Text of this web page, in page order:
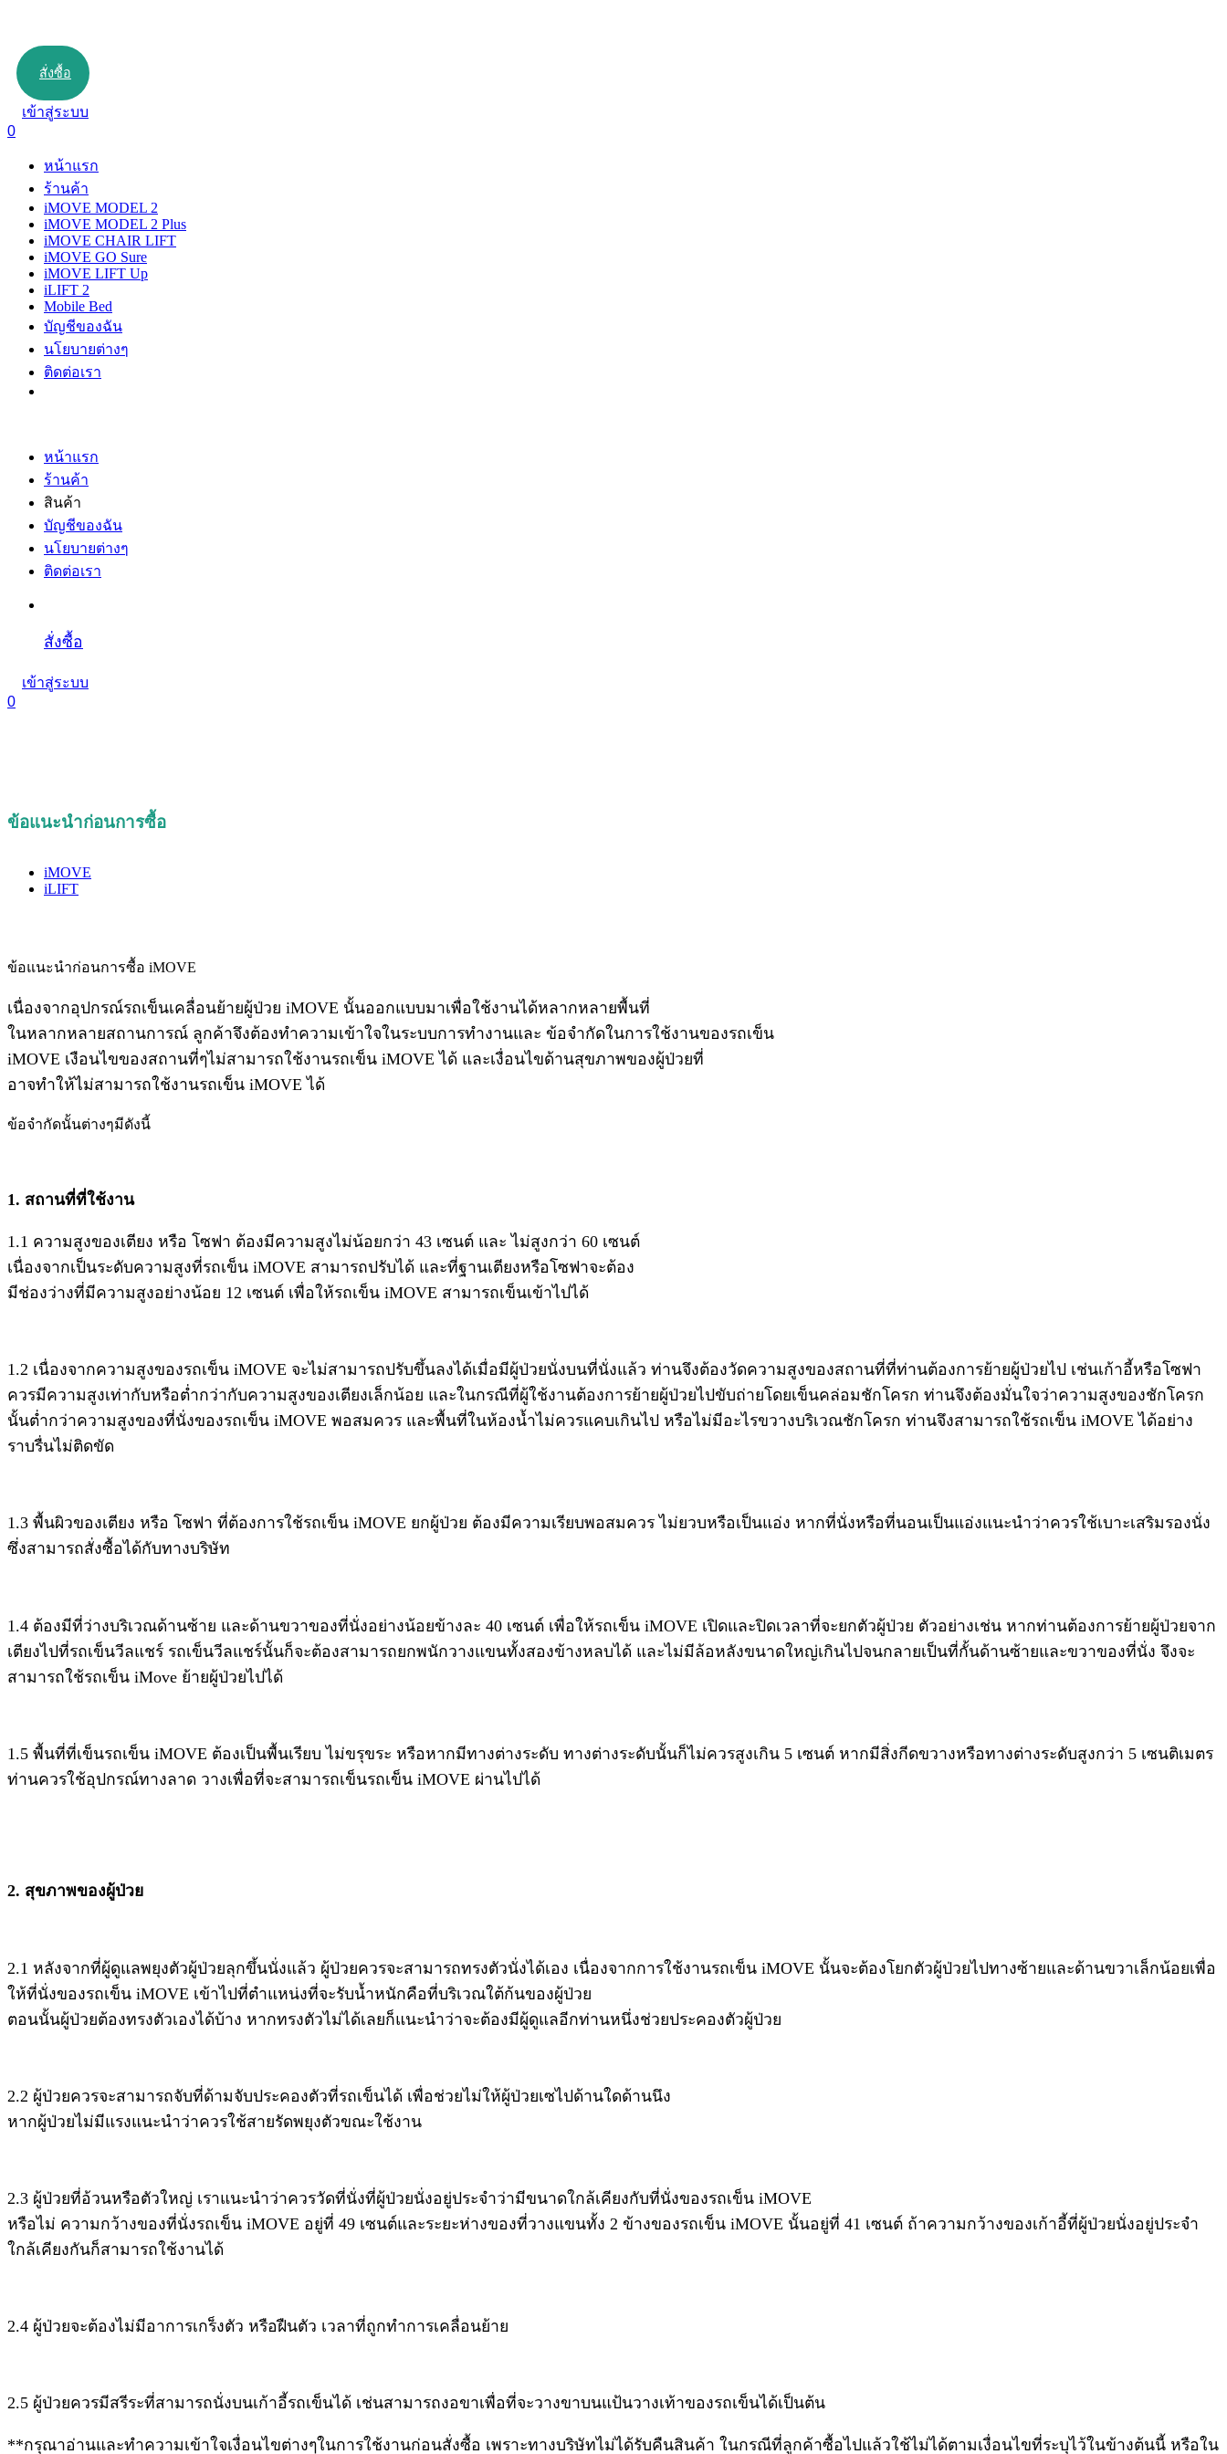
สั่งซื้อ
เข้าสู่ระบบ
0
หน้าแรก
ร้านค้า
iMOVE MODEL 2
iMOVE MODEL 2 Plus
iMOVE CHAIR LIFT
iMOVE GO Sure
iMOVE LIFT Up
iLIFT 2
Mobile Bed
บัญชีของฉัน
นโยบายต่างๆ
ติดต่อเรา
หน้าแรก
ร้านค้า
สินค้า
บัญชีของฉัน
นโยบายต่างๆ
ติดต่อเรา
สั่งซื้อ
เข้าสู่ระบบ
0
ข้อแนะนำก่อนการซื้อ
iMOVE
iLIFT
ข้อแนะนำก่อนการซื้อ iMOVE
เนื่องจากอุปกรณ์รถเข็นเคลื่อนย้ายผู้ป่วย iMOVE นั้นออกแบบมาเพื่อใช้งานได้หลากหลายพื้นที่
ในหลากหลายสถานการณ์ ลูกค้าจึงต้องทำความเข้าใจในระบบการทำงานและ ข้อจำกัดในการใช้งานของรถเข็น
iMOVE เงือนไขของสถานที่ๆไม่สามารถใช้งานรถเข็น iMOVE ได้ และเงื่อนไขด้านสุขภาพของผู้ป่วยที่
อาจทำให้ไม่สามารถใช้งานรถเข็น iMOVE ได้
ข้อจำกัดนั้นต่างๆมีดังนี้
1. สถานที่ที่ใช้งาน
1.1 ความสูงของเตียง หรือ โซฟา ต้องมีความสูงไม่น้อยกว่า 43 เซนต์ และ ไม่สูงกว่า 60 เซนต์
เนื่องจากเป็นระดับความสูงที่รถเข็น iMOVE สามารถปรับได้ และที่ฐานเตียงหรือโซฟาจะต้อง
มีช่องว่างที่มีความสูงอย่างน้อย 12 เซนต์ เพื่อให้รถเข็น iMOVE สามารถเข็นเข้าไปได้
1.2 เนื่องจากความสูงของรถเข็น iMOVE จะไม่สามารถปรับขึ้นลงได้เมื่อมีผู้ป่วยนั่งบนที่นั่งแล้ว ท่านจึงต้องวัดความสูงของสถานที่ที่ท่านต้องการย้ายผู้ป่วยไป เช่นเก้าอี้หรือโซฟา
ควรมีความสูงเท่ากับหรือต่ำกว่ากับความสูงของเตียงเล็กน้อย และในกรณีที่ผู้ใช้งานต้องการย้ายผู้ป่วยไปขับถ่ายโดยเข็นคล่อมชักโครก ท่านจึงต้องมั่นใจว่าความสูงของชักโครก
นั้นต่ำกว่าความสูงของที่นั่งของรถเข็น iMOVE พอสมควร และพื้นที่ในห้องน้ำไม่ควรแคบเกินไป หรือไม่มีอะไรขวางบริเวณชักโครก ท่านจึงสามารถใช้รถเข็น iMOVE ได้อย่าง
ราบรื่นไม่ติดขัด
1.3 พื้นผิวของเตียง หรือ โซฟา ที่ต้องการใช้รถเข็น iMOVE ยกผู้ป่วย ต้องมีความเรียบพอสมควร ไม่ยวบหรือเป็นแอ่ง หากที่นั่งหรือที่นอนเป็นแอ่งแนะนำว่าควรใช้เบาะเสริมรองนั่ง
ซึ่งสามารถสั่งซื้อได้กับทางบริษัท
1.4 ต้องมีที่ว่างบริเวณด้านซ้าย และด้านขวาของที่นั่งอย่างน้อยข้างละ 40 เซนต์ เพื่อให้รถเข็น iMOVE เปิดและปิดเวลาที่จะยกตัวผู้ป่วย ตัวอย่างเช่น หากท่านต้องการย้ายผู้ป่วยจาก
เตียงไปที่รถเข็นวีลแชร์ รถเข็นวีลแชร์นั้นก็จะต้องสามารถยกพนักวางแขนทั้งสองข้างหลบได้ และไม่มีล้อหลังขนาดใหญ่เกินไปจนกลายเป็นที่กั้นด้านซ้ายและขวาของที่นั่ง จึงจะ
สามารถใช้รถเข็น iMove ย้ายผู้ป่วยไปได้
1.5 พื้นที่ที่เข็นรถเข็น iMOVE ต้องเป็นพื้นเรียบ ไม่ขรุขระ หรือหากมีทางต่างระดับ ทางต่างระดับนั้นก็ไม่ควรสูงเกิน 5 เซนต์ หากมีสิ่งกีดขวางหรือทางต่างระดับสูงกว่า 5 เซนติเมตร
ท่านควรใช้อุปกรณ์ทางลาด วางเพื่อที่จะสามารถเข็นรถเข็น iMOVE ผ่านไปได้
2. สุขภาพของผู้ป่วย
2.1 หลังจากที่ผู้ดูแลพยุงตัวผู้ป่วยลุกขึ้นนั่งแล้ว ผู้ป่วยควรจะสามารถทรงตัวนั่งได้เอง เนื่องจากการใช้งานรถเข็น iMOVE นั้นจะต้องโยกตัวผู้ป่วยไปทางซ้ายและด้านขวาเล็กน้อยเพื่อ
ให้ที่นั่งของรถเข็น iMOVE เข้าไปที่ตำแหน่งที่จะรับน้ำหนักคือที่บริเวณใต้ก้นของผู้ป่วย
ตอนนั้นผู้ป่วยต้องทรงตัวเองได้บ้าง หากทรงตัวไม่ได้เลยก็แนะนำว่าจะต้องมีผู้ดูแลอีกท่านหนึ่งช่วยประคองตัวผู้ป่วย
2.2 ผู้ป่วยควรจะสามารถจับที่ด้ามจับประคองตัวที่รถเข็นได้ เพื่อช่วยไม่ให้ผู้ป่วยเซไปด้านใดด้านนึง
หากผู้ป่วยไม่มีแรงแนะนำว่าควรใช้สายรัดพยุงตัวขณะใช้งาน
2.3 ผู้ป่วยที่อ้วนหรือตัวใหญ่ เราแนะนำว่าควรวัดที่นั่งที่ผู้ป่วยนั่งอยู่ประจำว่ามีขนาดใกล้เคียงกับที่นั่งของรถเข็น iMOVE
หรือไม่ ความกว้างของที่นั่งรถเข็น iMOVE อยู่ที่ 49 เซนต์และระยะห่างของที่วางแขนทั้ง 2 ข้างของรถเข็น iMOVE นั้นอยู่ที่ 41 เซนต์ ถ้าความกว้างของเก้าอี้ที่ผู้ป่วยนั่งอยู่ประจำ
ใกล้เคียงกันก็สามารถใช้งานได้
2.4 ผู้ป่วยจะต้องไม่มีอาการเกร็งตัว หรือฝืนตัว เวลาที่ถูกทำการเคลื่อนย้าย
2.5 ผู้ป่วยควรมีสรีระที่สามารถนั่งบนเก้าอี้รถเข็นได้ เช่นสามารถงอขาเพื่อที่จะวางขาบนแป้นวางเท้าของรถเข็นได้เป็นต้น
**กรุณาอ่านและทำความเข้าใจเงื่อนไขต่างๆในการใช้งานก่อนสั่งซื้อ เพราะทางบริษัทไม่ได้รับคืนสินค้า ในกรณีที่ลูกค้าซื้อไปแล้วใช้ไม่ได้ตามเงื่อนไขที่ระบุไว้ในข้างต้นนี้ หรือใน